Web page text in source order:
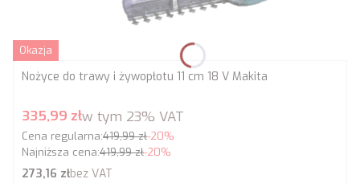
Okazja
Nożyce do trawy i żywopłotu 11 cm 18 V Makita
Cena promocyjna brutto
335,99 złw tym 23% VAT
Cena regularna:419,99 zł-20%
Najniższa cena:419,99 zł-20%
Cena netto
273,16 złbez VAT